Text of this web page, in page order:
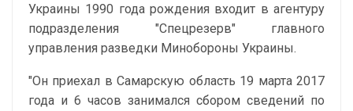
Украины 1990 года рождения входит в агентуру
подразделения "Спецрезерв" главного
управления разведки Минобороны Украины.
"Он приехал в Самарскую область 19 марта 2017
года и 6 часов занимался сбором сведений по